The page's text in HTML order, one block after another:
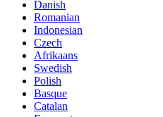
Danish
Romanian
Indonesian
Czech
Afrikaans
Swedish
Polish
Basque
Catalan